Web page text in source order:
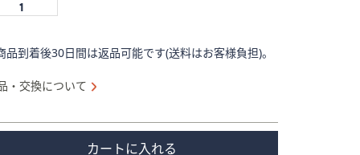
品到着後30日間は返品可能です(送料はお客様負担)。
・交換について
カートに入れる